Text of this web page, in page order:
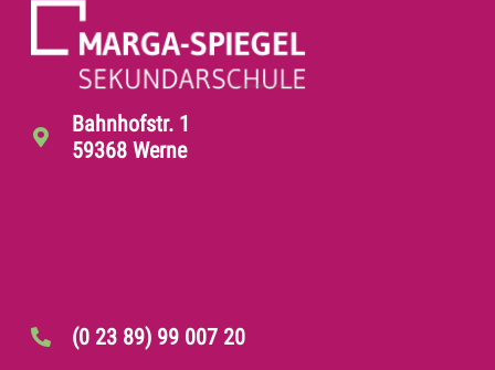
Bahnhofstr. 1
59368 Werne
(0 23 89) 99 007 20